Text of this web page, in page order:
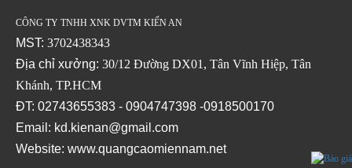
CÔNG TY TNHH XNK DVTM KIẾN AN
MST: 3702438343
Địa chỉ xưởng: 30/12 Đường DX01, Tân Vĩnh Hiệp, Tân
Khánh, TP.HCM
ĐT: 02743655383 - 0904747398 -0918500170
Email: kd.kienan@gmail.com
Website: www.quangcaomiennam.net